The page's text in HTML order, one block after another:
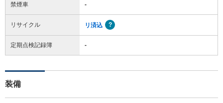
禁煙車 -
リサイクル リ済込
定期点検記録簿 -
装備